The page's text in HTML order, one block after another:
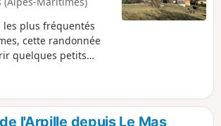
les plus fréquentés
cette randonnée
quelques petits
offre également
sur les
et reste
l'Arpille depuis Le Mas